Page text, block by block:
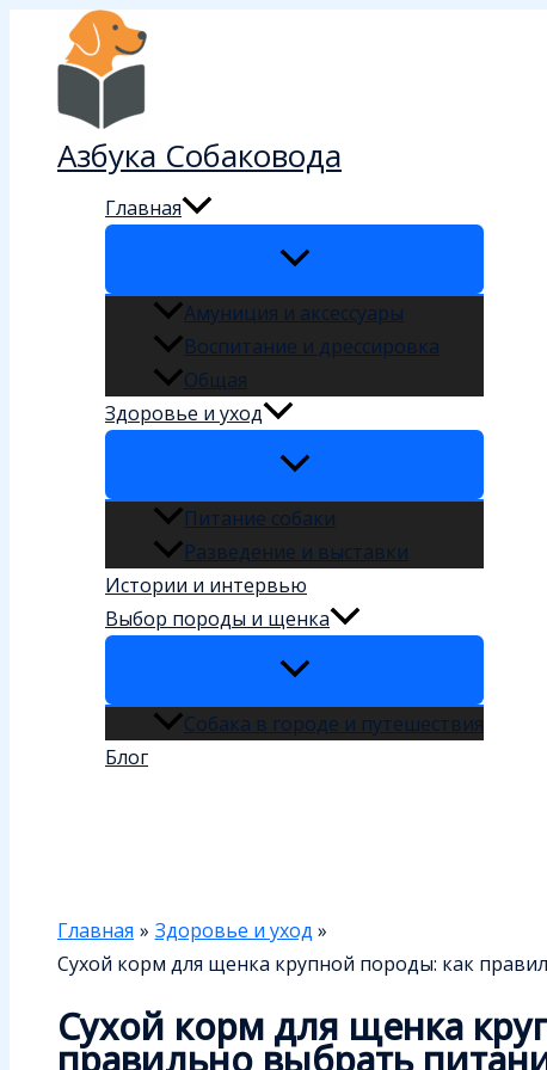
Перейти
Азбука Собаковода
Главная
Амуниция и аксессуары
Воспитание и дрессировка
Общая
Здоровье и уход
Питание собаки
Разведение и выставки
Истории и интервью
Выбор породы и щенка
Собака в городе и путешествия
Блог
Главная
Здоровье и уход
Сухой корм для щенка крупной породы: как
Сухой корм для щенка
правильно выбрать